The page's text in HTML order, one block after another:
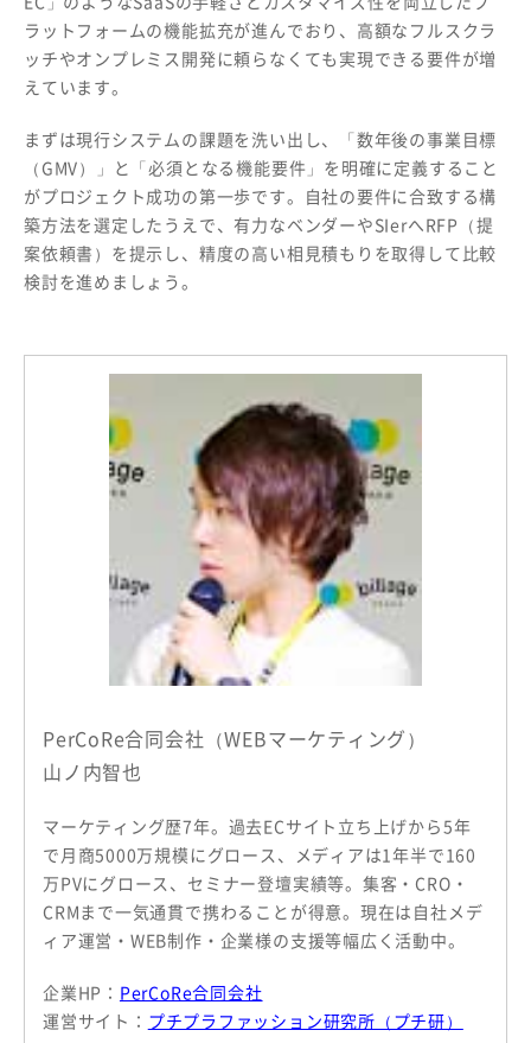
ラットフォームの機能拡充が進んでおり、高額なフルスクラ
ッチやオンプレミス開発に頼らなくても実現できる要件が増
えています。
まずは現行システムの課題を洗い出し、「数年後の事業目標
（GMV）」と「必須となる機能要件」を明確に定義すること
がプロジェクト成功の第一歩です。自社の要件に合致する構
築方法を選定したうえで、有力なベンダーやSIerへRFP（提
案依頼書）を提示し、精度の高い相見積もりを取得して比較
検討を進めましょう。
PerCoRe合同会社（WEBマーケティング）
山ノ内智也
マーケティング歴7年。過去ECサイト立ち上げから5年
で月商5000万規模にグロース、メディアは1年半で160
万PVにグロース、セミナー登壇実績等。集客・CRO・
CRMまで一気通貫で携わることが得意。現在は自社メデ
ィア運営・WEB制作・企業様の支援等幅広く活動中。
企業HP： PerCoRe合同会社
運営サイト： プチプラファッション研究所（プチ研）